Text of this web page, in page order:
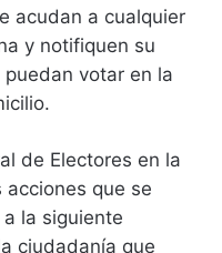
acudan a cualquier
y notifiquen su
votar en la
de Electores en la
que se
la siguiente
ciudadanía que